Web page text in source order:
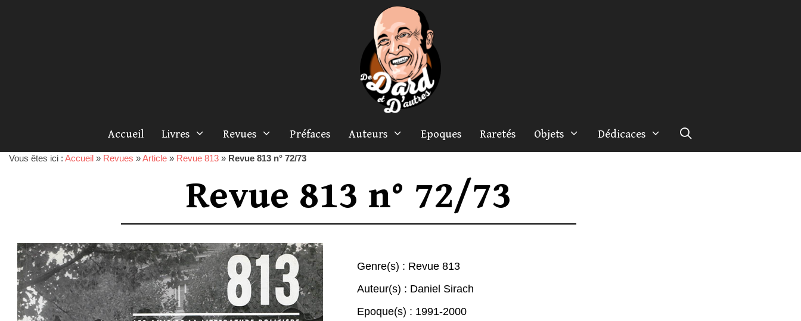
Accueil Livres Revues Préfaces Auteurs Epoques Raretés Objets Dédicaces
Vous êtes ici : Accueil » Revues »Article » Revue 813 » Revue 813 n° 72/73
Revue 813 n° 72/73
Genre(s) : Revue 813
Auteur(s) : Daniel Sirach
Epoque(s) : 1991-2000